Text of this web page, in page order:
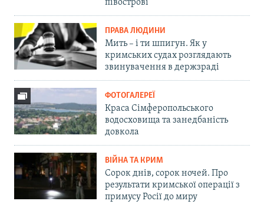
півострові
ПРАВА ЛЮДИНИ
Мить – і ти шпигун. Як у
кримських судах розглядають
звинувачення в держзраді
ФОТОГАЛЕРЕЇ
Краса Сімферопольського
водосховища та занедбаність
довкола
ВІЙНА ТА КРИМ
Сорок днів, сорок ночей. Про
результати кримської операції з
примусу Росії до миру